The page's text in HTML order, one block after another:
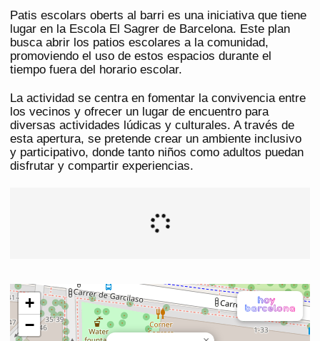
Patis escolars oberts al barri es una iniciativa que tiene
lugar en la Escola El Sagrer de Barcelona. Este plan
busca abrir los patios escolares a la comunidad,
promoviendo el uso de estos espacios durante el
tiempo fuera del horario escolar.
La actividad se centra en fomentar la convivencia entre
los vecinos y ofrecer un lugar de encuentro para
diversas actividades lúdicas y culturales. A través de
esta apertura, se pretende crear un ambiente inclusivo
y participativo, donde tanto niños como adultos puedan
disfrutar y compartir experiencias.